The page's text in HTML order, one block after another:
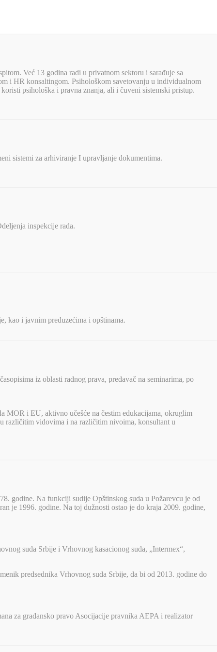
Već 13 godina radi u privatnom sektoru i sarađuje sa
i HR konsaltingom. Psihološkom savetovanju u individualnom
psihološka i pravna znanja, ali i čuveni sistemski pristup.
sistemi za arhiviranje I upravljanje dokumentima.
inspekcije rada.
kao i javnim preduzećima i opštinama.
iz oblasti radnog prava, predavač na seminarima, po
MOR i EU, aktivno učešće na čestim edukacijama, okruglim
različitim vidovima i na različitim nivoima, konsultant u
godine. Na funkciji sudije Opštinskog suda u Požarevcu je od
je 1996. godine. Na toj dužnosti ostao je do kraja 2009. godine,
suda Srbije i Vrhovnog kasacionog suda, „Intermex“,
predsednika Vrhovnog suda Srbije, da bi od 2013. godine do
za građansko pravo Asocijacije pravnika AEPA i realizator